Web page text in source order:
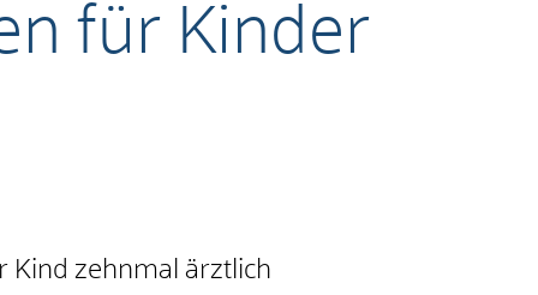
für Kinder
Kind zehnmal ärztlich